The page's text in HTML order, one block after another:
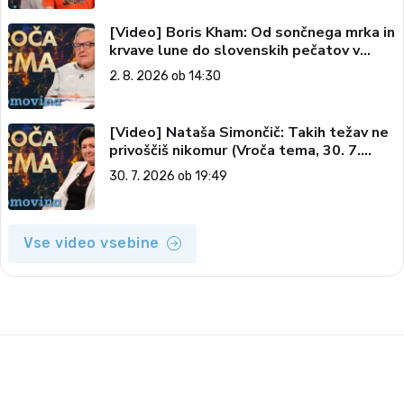
[Video] Boris Kham: Od sončnega mrka in
krvave lune do slovenskih pečatov v
vesolju (Vroča tema, 2. 8. 2026)
2. 8. 2026 ob 14:30
[Video] Nataša Simončič: Takih težav ne
privoščiš nikomur (Vroča tema, 30. 7.
2026)
30. 7. 2026 ob 19:49
Vse video vsebine